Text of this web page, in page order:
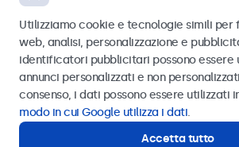
Italiano
Inviare
Oppure chiamaci al
Utilizziamo cookie e tecnologie simili per
web, analisi, personalizzazione e
identificatori pubblicitari possono essere
annunci personalizzati e non
consenso, i dati possono essere utilizzati
modo in cui Google utilizza i dati.
Accetta tutto